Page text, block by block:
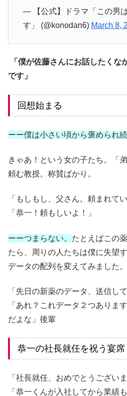
— 【公式】ドラマ「この男
す」 (@konodan6) March 8,
「僕が佐藤さんにお話したくな
です」
回想始まる
ーー僕は小さい頃から褒められ
きゃあ！という女の子たち。「
頼む教授。称賛ばかり。
「もしもし、父さん。頼まれて
「恭一！頼もしいよ！」
ーーつまらない。 たとえばこの
たら、周りの人たちは僕に失望
データの配列を変えてみました。
「先日の新薬のデータ、送信し
「あれ？これデータ２つありま
だよな」後輩
恭一の社長就任を祝う宴席
「社長就任、おめでとうございま
「恭一くんが入社してから業績